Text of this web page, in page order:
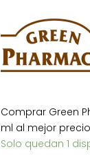
era:
Comprar Green
ml al mejor
Solo quedan 1